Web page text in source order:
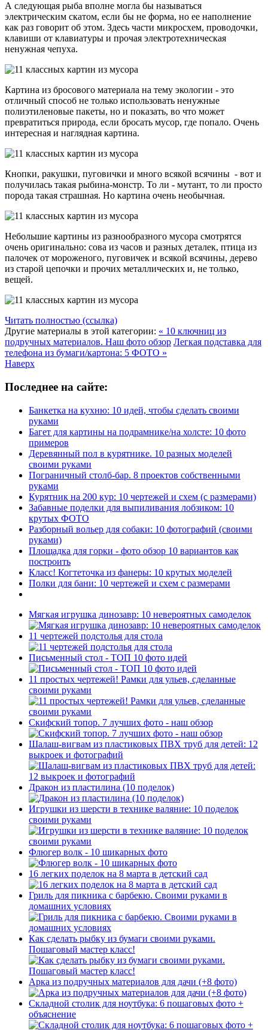
А следующая рыба вполне могла бы называться
электрическим скатом, если бы не форма, но ее наполнение
как раз говорит об этом. Здесь части микросхем, проводочки,
клавиши от клавиатуры и прочая электротехническая
ненужная чепуха.
Картина из бросового материала на тему экологии - это
отличный способ не только использовать ненужные
полиэтиленовые пакеты, но и показать, во что может
превратиться природа, если бросать мусор, где попало. Очень
интересная и наглядная картина.
Кнопки, ракушки, пуговички и много всякой всячины - вот и
получилась такая рыбина-монстр. То ли - мутант, то ли просто
порода такая страшная. Но картина очень необычная.
Небольшие картины из разнообразного мусора смотрятся
очень оригинально: сова из часов и разных деталек, птица из
палочек от мороженого, пуговичек и всякой всячины, дерево
из старой цепочки и прочих металлических и, не только,
вещей.
Читать полностью (ссылка)
Другие материалы в этой категории: « 10 ключниц из
подручных материалов. Наш фото обзор Легкая подставка для
телефона из бумаги/картона: 5 ФОТО »
Наверх
Последнее на сайте:
Банкетка на кухню: 10 идей, чтобы сделать своими
руками
Багет для картины на подрамнике/на холсте: 10 фото
примеров
Деревянный пол в курятнике. 10 разных моделей
своими руками
Пограничный столб-бар. 8 проектов собственными
руками
Курятник на 200 кур: 10 чертежей и схем (с размерами)
Забавные поделки для выпиливания лобзиком: 10
крутых ФОТО
Разборный вольер для собаки: 10 фотографий (своими
руками)
Площадка для горки - фото обзор 10 вариантов как
построить
Класс! Когтеточка из фанеры: 10 крутых моделей
Полки для бани: 10 чертежей и схем с размерами
Мягкая игрушка динозавр: 10 невероятных самоделок
11 чертежей подстолья для стола
Письменный стол - ТОП 10 фото идей
11 простых чертежей! Рамки для ульев, сделанные
своими руками
Скифский топор. 7 лучших фото - наш обзор
Шалаш-вигвам из пластиковых ПВХ труб для детей: 12
выкроек и фотографий
Дракон из пластилина (10 поделок)
Игрушки из шерсти в технике валяние: 10 поделок
своими руками
Флюгер волк - 10 шикарных фото
16 легких поделок на 8 марта в детский сад
Гриль для пикника с барбекю. Своими руками в
домашних условиях
Как сделать рыбку из бумаги своими руками.
Пошаговый мастер класс!
Арка из подручных материалов для дачи (+8 фото)
Складной столик для ноутбука: 6 пошаговых фото +
объяснение